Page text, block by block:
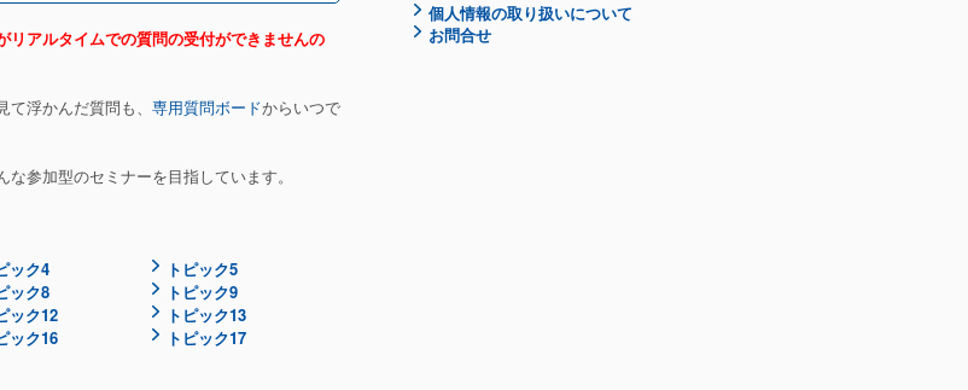
個人情報の取り扱いについて
お問合せ
アルタイムでの質問の受付ができませんの
浮かんだ質問も、 専用質問ボードからいつで
参加型のセミナーを目指しています。
ック4
トピック5
ック8
トピック9
ック12
トピック13
ック16 トピック17